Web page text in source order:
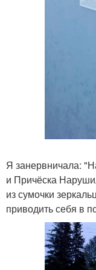
Я занервничала:
и Причёска
из сумочки
приводить себя в